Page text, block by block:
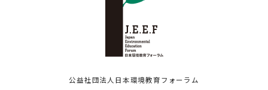
公益社団法人日本環境教育フォーラム